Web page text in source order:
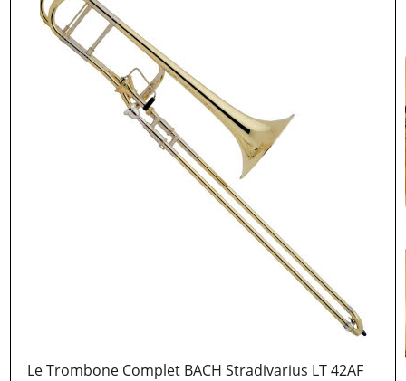
Le Trombone Complet BACH Stradivarius LT 42AF